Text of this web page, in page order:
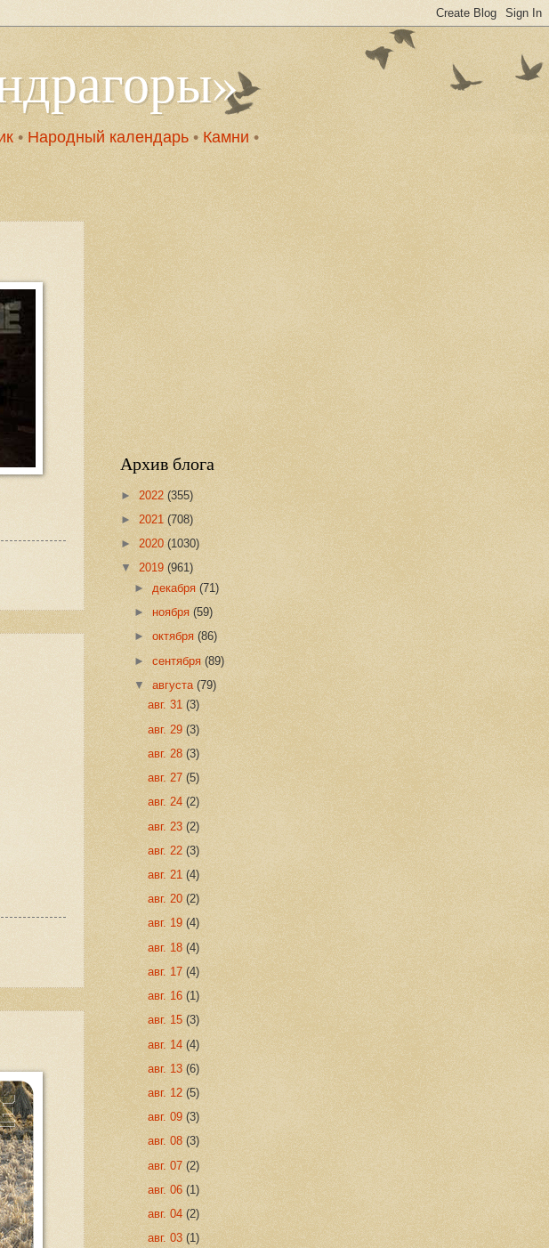
• Народный календарь • Камни •
Архив блога
► 2022 (355)
► 2021 (708)
► 2020 (1030)
▼ 2019 (961)
► декабря(71)
►ноября(59)
►октября(86)
►сентября(89)
▼августа(79)
авг. 31 (3)
авг. 29 (3)
авг. 28 (3)
авг. 27 (5)
авг. 24 (2)
авг. 23 (2)
авг. 22 (3)
авг. 21 (4)
авг. 20 (2)
авг. 19 (4)
авг. 18 (4)
авг. 17 (4)
авг. 16 (1)
авг. 15 (3)
авг. 14 (4)
авг. 13 (6)
авг. 12 (5)
авг. 09 (3)
авг. 08 (3)
авг. 07 (2)
авг. 06 (1)
авг. 04 (2)
авг. 03 (1)